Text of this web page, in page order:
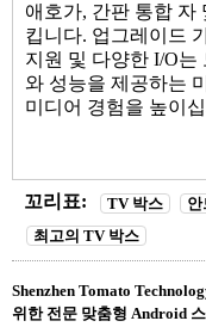
애호가, 간판 통합 자
킵니다. 업그레이드
지원 및 다양한 I/O는
와 성능을 제공하는
미디어 경험을 높이
꼬리표: TV 박스
최고의 TV 박스
Shenzhen Tomato
위한 전문 맞춤형 Android